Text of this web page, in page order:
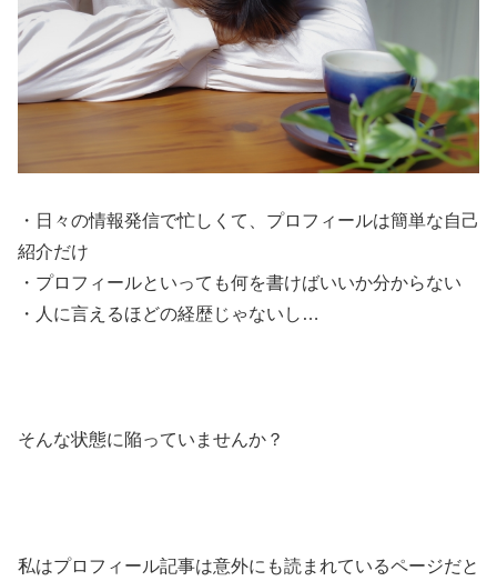
・日々の情報発信で忙しくて、プロフィールは簡単な自己
紹介だけ
・プロフィールといっても何を書けばいいか分からない
・人に言えるほどの経歴じゃないし…
そんな状態に陥っていませんか？
私はプロフィール記事は意外にも読まれているページだと